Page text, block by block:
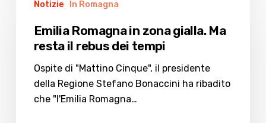
Romagna
zona
gialla.
resta
Notizie In Romagna
Emilia Romagna in zona gialla. Ma
resta il rebus dei tempi
Ospite di "Mattino Cinque", il presidente
della Regione Stefano Bonaccini ha ribadito
che "l'Emilia Romagna…